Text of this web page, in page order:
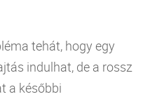
tehát, hogy egy
indulhat, de a rossz
a későbbi